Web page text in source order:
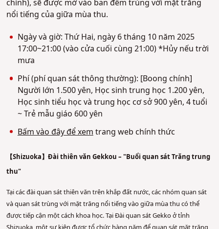
chính), sẽ được mở vào ban đêm trùng với mặt trăng
nổi tiếng của giữa mùa thu.
Ngày và giờ: Thứ Hai, ngày 6 tháng 10 năm 2025
17:00~21:00 (vào cửa cuối cùng 21:00) *Hủy nếu trời
mưa
Phí (phí quan sát thông thường): [Boong chính]
Người lớn 1.500 yên, Học sinh trung học 1.200 yên,
Học sinh tiểu học và trung học cơ sở 900 yên, 4 tuổi
~ Trẻ mẫu giáo 600 yên
Bấm vào đây để xemtrang web chính thức
【Shizuoka】Đài thiên văn Gekkou – "Buổi quan sát Trăng trung
thu"
Tại các đài quan sát thiên văn trên khắp đất nước, các nhóm quan sát
và quan sát trùng với mặt trăng nổi tiếng vào giữa mùa thu có thể
được tiếp cận một cách khoa học. Tại Đài quan sát Gekko ở tỉnh